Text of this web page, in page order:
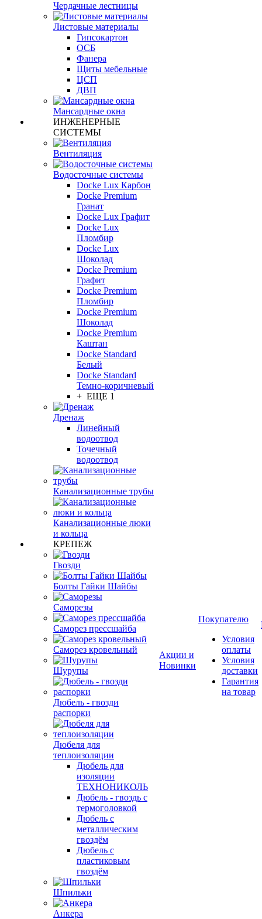
Чердачные лестницы
Листовые материалы
Гипсокартон
ОСБ
Фанера
Щиты мебельные
ЦСП
ДВП
Мансардные окна
ИНЖЕНЕРНЫЕ
СИСТЕМЫ
Вентиляция
Водосточные системы
Docke Lux Карбон
Docke Premium
Гранат
Docke Lux Графит
Docke Lux
Пломбир
Docke Lux
Шоколад
Docke Premium
Графит
Docke Premium
Пломбир
Docke Premium
Шоколад
Docke Premium
Каштан
Docke Standard
Белый
Docke Standard
Темно-коричневый
+ ЕЩЕ 1
Дренаж
Линейный
водоотвод
Точечный
водоотвод
Канализационные трубы
Канализационные люки
и кольца
КРЕПЕЖ
Гвозди
Болты Гайки Шайбы
Саморезы
Саморез прессшайба
Саморез кровельный
Шурупы
Дюбель - гвозди
распорки
Дюбеля для
теплоизоляции
Дюбель для
изоляции
ТЕХНОНИКОЛЬ
Дюбель - гвоздь с
термоголовкой
Дюбель с
металлическим
гвоздём
Дюбель с
пластиковым
гвоздём
Шпильки
Анкера
Акции и
Новинки
Покупателю
Условия
оплаты
Условия
доставки
Гарантия
на товар